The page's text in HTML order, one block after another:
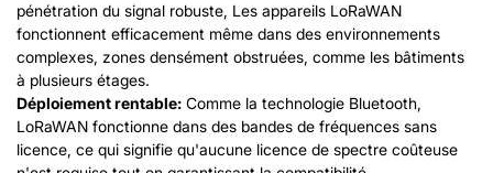
pénétration du signal robuste, Les appareils LoRaWAN
fonctionnent efficacement même dans des environnements
complexes, zones densément obstruées, comme les bâtiments
à plusieurs étages.
Déploiement rentable: Comme la technologie Bluetooth,
LoRaWAN fonctionne dans des bandes de fréquences sans
licence, ce qui signifie qu'aucune licence de spectre coûteuse